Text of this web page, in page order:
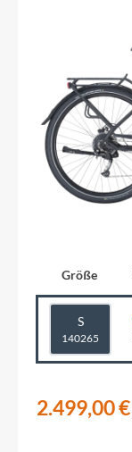
Größe
S
140265
2.499,00 €